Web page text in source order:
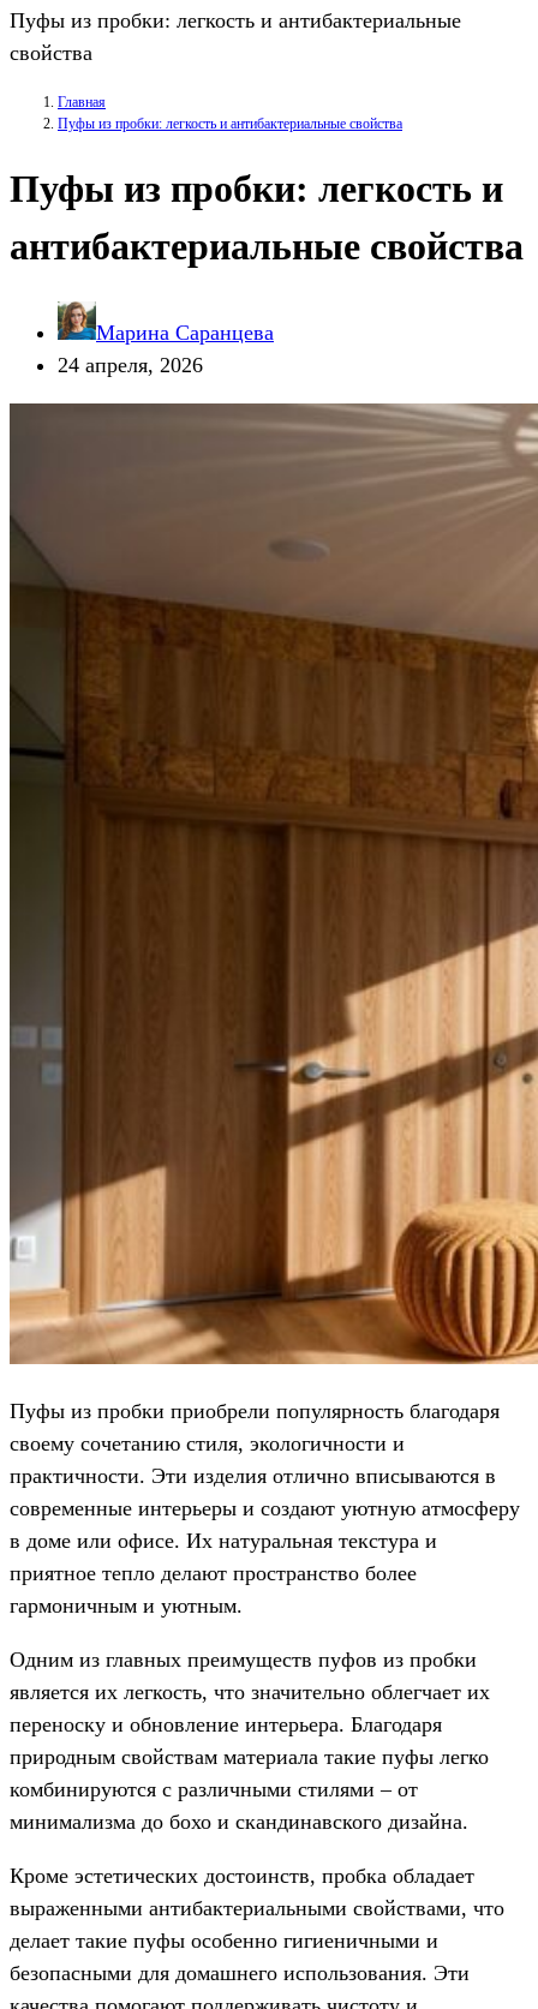
Пуфы из пробки: легкость и антибактериальные
свойства
Главная
Пуфы из пробки: легкость и антибактериальные свойства
Пуфы из пробки: легкость и
антибактериальные свойства
Марина Саранцева
24 апреля, 2026
Пуфы из пробки приобрели популярность благодаря
своему сочетанию стиля, экологичности и
практичности. Эти изделия отлично вписываются в
современные интерьеры и создают уютную атмосферу
в доме или офисе. Их натуральная текстура и
приятное тепло делают пространство более
гармоничным и уютным.
Одним из главных преимуществ пуфов из пробки
является их легкость, что значительно облегчает их
переноску и обновление интерьера. Благодаря
природным свойствам материала такие пуфы легко
комбинируются с различными стилями – от
минимализма до бохо и скандинавского дизайна.
Кроме эстетических достоинств, пробка обладает
выраженными антибактериальными свойствами, что
делает такие пуфы особенно гигиеничными и
безопасными для домашнего использования. Эти